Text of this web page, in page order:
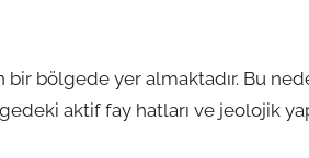
bir bölgede yer almaktadır. Bu
aktif fay hatları ve jeolojik